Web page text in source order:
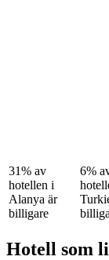
31% av
hotellen i
Alanya är
billigare
6%
Hotell som